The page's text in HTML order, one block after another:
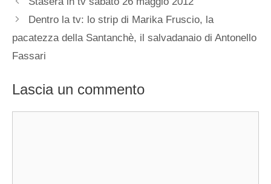
Dentro la tv: lo strip di Marika Fruscio, la
pacatezza della Santanchè, il salvadanaio di Antonello
Fassari
Lascia un commento